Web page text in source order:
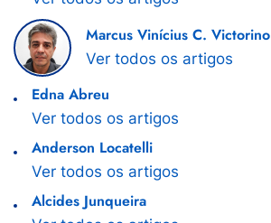
Marcus Vinícius C. Victorino
Ver todos os artigos
Edna Abreu
Ver todos os artigos
Anderson Locatelli
Ver todos os artigos
Alcides Junqueira